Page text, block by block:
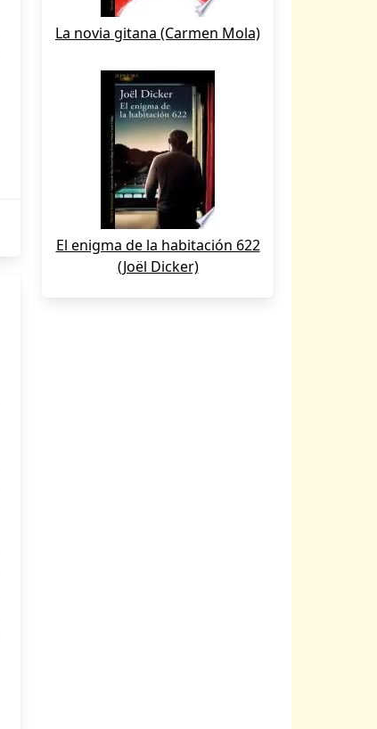
La novia gitana (Carmen Mola)
El enigma de la habitación 622
(Joël Dicker)